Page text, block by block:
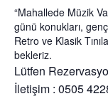
“Mahallede Müzik
günü konukları,
Retro ve Klasik
bekleriz.
Lütfen
İletişim : 0505